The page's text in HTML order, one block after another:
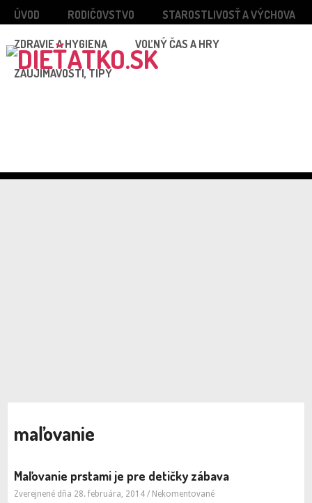
ÚVOD RODIČOVSTVO STAROSTLIVOSŤ A VÝCHOVA
ZDRAVIE A HYGIENA VOĽNÝ ČAS A HRY
ZAUJÍMAVOSTI, TIPY
maľovanie
Maľovanie prstami je pre detičky zábava
Zverejnené dňa 28. februára, 2014/ Nekomentované